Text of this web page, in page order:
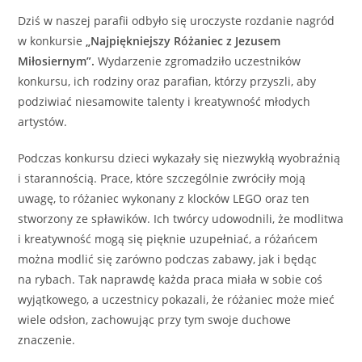
Dziś w naszej parafii odbyło się uroczyste rozdanie nagród
w konkursie „Najpiękniejszy Różaniec z Jezusem
Miłosiernym”. Wydarzenie zgromadziło uczestników
konkursu, ich rodziny oraz parafian, którzy przyszli, aby
podziwiać niesamowite talenty i kreatywność młodych
artystów.
Podczas konkursu dzieci wykazały się niezwykłą wyobraźnią
i starannością. Prace, które szczególnie zwróciły moją
uwagę, to różaniec wykonany z klocków LEGO oraz ten
stworzony ze spławików. Ich twórcy udowodnili, że modlitwa
i kreatywność mogą się pięknie uzupełniać, a różańcem
można modlić się zarówno podczas zabawy, jak i będąc
na rybach. Tak naprawdę każda praca miała w sobie coś
wyjątkowego, a uczestnicy pokazali, że różaniec może mieć
wiele odsłon, zachowując przy tym swoje duchowe
znaczenie.